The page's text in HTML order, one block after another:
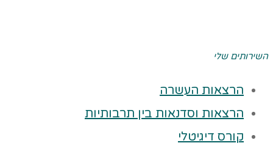
השירותים שלי
הרצאות העשרה
הרצאות וסדנאות בין תרבותיות
קורס דיגיטלי